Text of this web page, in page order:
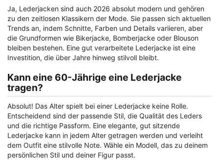
Ja, Lederjacken sind auch 2026 absolut modern und gehören
zu den zeitlosen Klassikern der Mode. Sie passen sich aktuellen
Trends an, indem Schnitte, Farben und Details variieren, aber
die Grundformen wie Bikerjacke, Bomberjacke oder Blouson
bleiben bestehen. Eine gut verarbeitete Lederjacke ist eine
Investition, die über Jahre hinweg stilvoll bleibt.
Kann eine 60-Jährige eine Lederjacke
tragen?
Absolut! Das Alter spielt bei einer Lederjacke keine Rolle.
Entscheidend sind der passende Stil, die Qualität des Leders
und die richtige Passform. Eine elegante, gut sitzende
Lederjacke kann in jedem Alter getragen werden und verleiht
dem Outfit eine stilvolle Note. Wähle ein Modell, das zu deinem
persönlichen Stil und deiner Figur passt.